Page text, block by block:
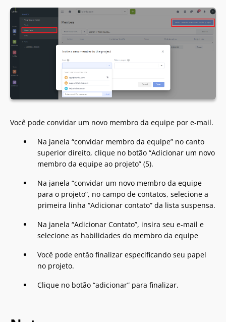
Você pode convidar um novo membro da equipe por e-mail.
Na janela “convidar membro da equipe” no canto
superior direito, clique no botão “Adicionar um novo
membro da equipe ao projeto” (5).
Na janela “convidar um novo membro da equipe
para o projeto”, no campo de contatos, selecione a
primeira linha “Adicionar contato” da lista suspensa.
Na janela “Adicionar Contato”, insira seu e-mail e
selecione as habilidades do membro da equipe
Você pode então finalizar especificando seu papel
no projeto.
Clique no botão “adicionar” para finalizar.